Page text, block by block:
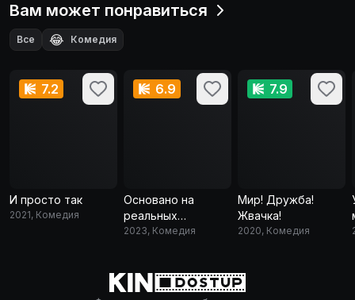
Вам может понравиться
Все 😂 Комедия
7.2
И просто так
2021, Комедия
6.9
Основано на
реальных
событиях
2023, Комедия
7.9
Мир! Дружба!
Жвачка!
2020, Комедия